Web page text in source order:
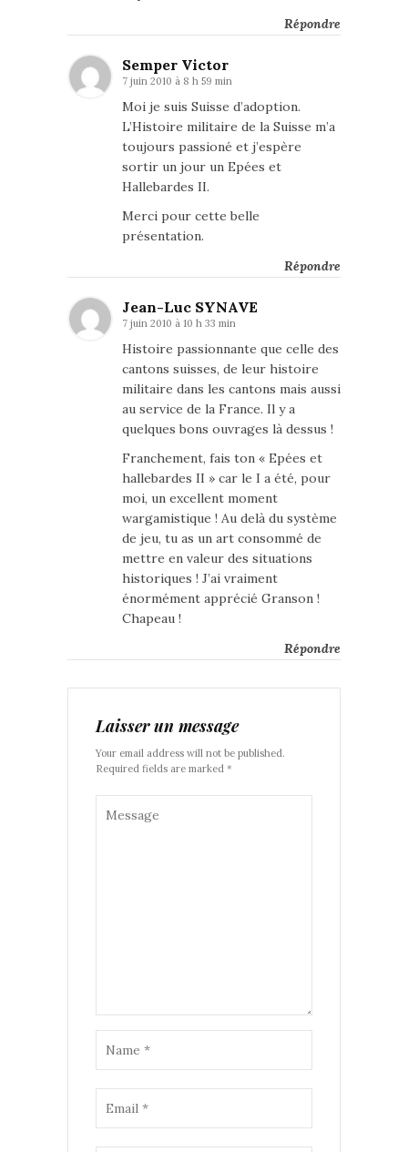
Répondre
Semper Victor
7 juin 2010 à 8 h 59 min
Moi je suis Suisse d’adoption.
L’Histoire militaire de la Suisse m’a
toujours passioné et j’espère
sortir un jour un Epées et
Hallebardes II.
Merci pour cette belle
présentation.
Répondre
Jean-Luc SYNAVE
7 juin 2010 à 10 h 33 min
Histoire passionnante que celle des
cantons suisses, de leur histoire
militaire dans les cantons mais aussi
au service de la France. Il y a
quelques bons ouvrages là dessus !
Franchement, fais ton « Epées et
hallebardes II » car le I a été, pour
moi, un excellent moment
wargamistique ! Au delà du système
de jeu, tu as un art consommé de
mettre en valeur des situations
historiques ! J’ai vraiment
énormément apprécié Granson !
Chapeau !
Répondre
Laisser un message
Your email address will not be published.
Required fields are marked *